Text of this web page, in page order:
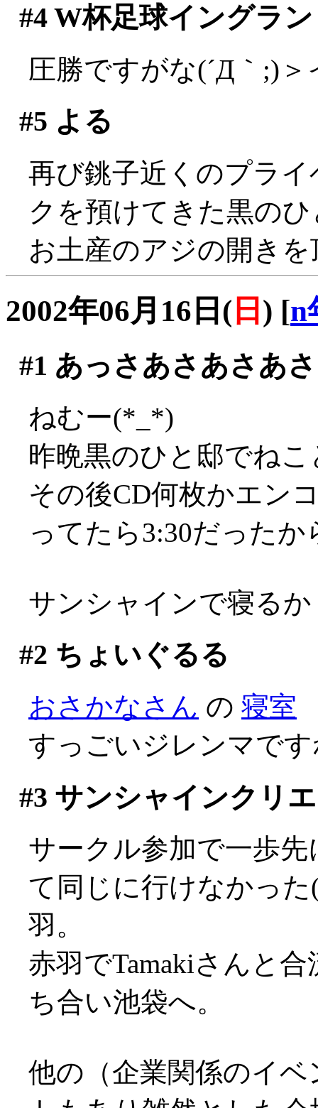
#4W杯足球イングラ
圧勝ですがな(´Д｀;)
#5 よる
再び銚子近くのプラ
クを預けてきた黒のひ
お土産のアジの開き
2002年06月16日( 日 ) [n
#1 あっさあさあさあさ
ねむー(*_*)
昨晩黒のひと邸でね
その後CD何枚かエン
ってたら3:30だったか
サンシャインで寝る
#2 ちょいぐるる
おさかなさん の 寝室
すっごいジレンマで
#3 サンシャインクリ
サークル参加で一歩
て同じに行けなかった
羽。
赤羽でTamakiさんと
ち合い池袋へ。
他の（企業関係のイ